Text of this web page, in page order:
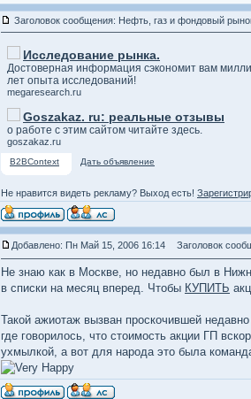
Заголовок сообщения: Нефть, газ и фондовый
Исследование рынка.
Достоверная информация сэкономит вам
лет опыта исследований!
megaresearch.ru
Goszakaz. ru: реальные отзывы
о работе с этим сайтом читайте здесь.
goszakaz.ru
B2BContext Дать объявление
Не нравится видеть рекламу? Выход есть!
Добавлено: Пн Май 15, 2006 16:14 Заголовок
Не знаю как в Москве, но недавно был в
в списки на месяц вперед. Чтобы КУПИТЬ
Такой ажиотаж вызван проскочившей
где говорилось, что стоимость акции ГП
ухмылкой, а вот для народа это была